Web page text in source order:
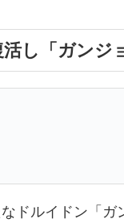
し「ガンジ
ドルイドン「ガ